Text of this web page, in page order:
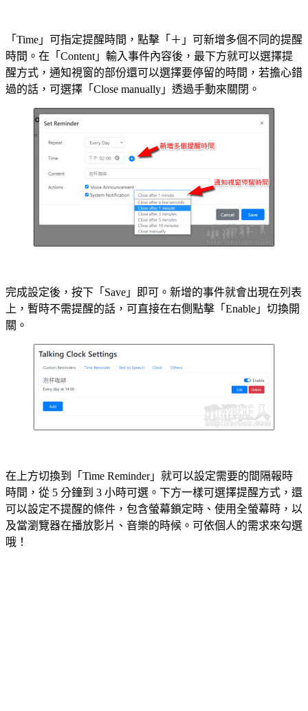
「Time」可指定提醒時間，點擊「＋」可新增多個不同的提醒
時間。在「Content」輸入事件內容後，最下方就可以選擇提
醒方式，通知視窗的部份還可以選擇要停留的時間，若擔心錯
過的話，可選擇「Close manually」透過手動來關閉。
完成設定後，按下「Save」即可。新增的事件就會出現在列表
上，暫時不需提醒的話，可直接在右側點擊「Enable」切換開
關。
在上方切換到「Time Reminder」就可以設定需要的間隔報時
時間，從 5 分鐘到 3 小時可選。下方一樣可選擇提醒方式，還
可以設定不提醒的條件，包含螢幕鎖定時、使用全螢幕時，以
及當瀏覽器在播放影片、音樂的時候。可依個人的需求來勾選
哦！